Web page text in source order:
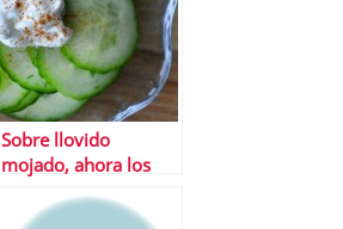
Sobre llovido
mojado, ahora los